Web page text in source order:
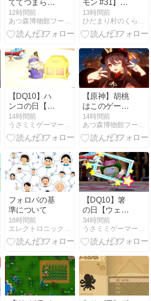
ててつまらな
いキャラは…
12時間前
あつ森博物館フータまとめ
モン #31】き
たぞ！ダイビ
ング！
13時間前
ひだまり村のくらし+α
【DQ10】ハ
ンコの日【ウ
ェディ集中プ
レイ(残り13
日)】
14時間前
うさミミゲーマーの気ままに全力プレイ♪
【原神】胡桃
はこのゲーム
から抹消され
たの？
14時間前
あつ森博物館フータまとめ
フォロバの基
準について
18時間前
エレクトロニックプリンスII
【DQ10】箸
の日【ウェデ
ィ集中プレイ
(リンス残り14
日切りまし
34時間前
うさミミゲーマーの気ままに全力プレイ♪